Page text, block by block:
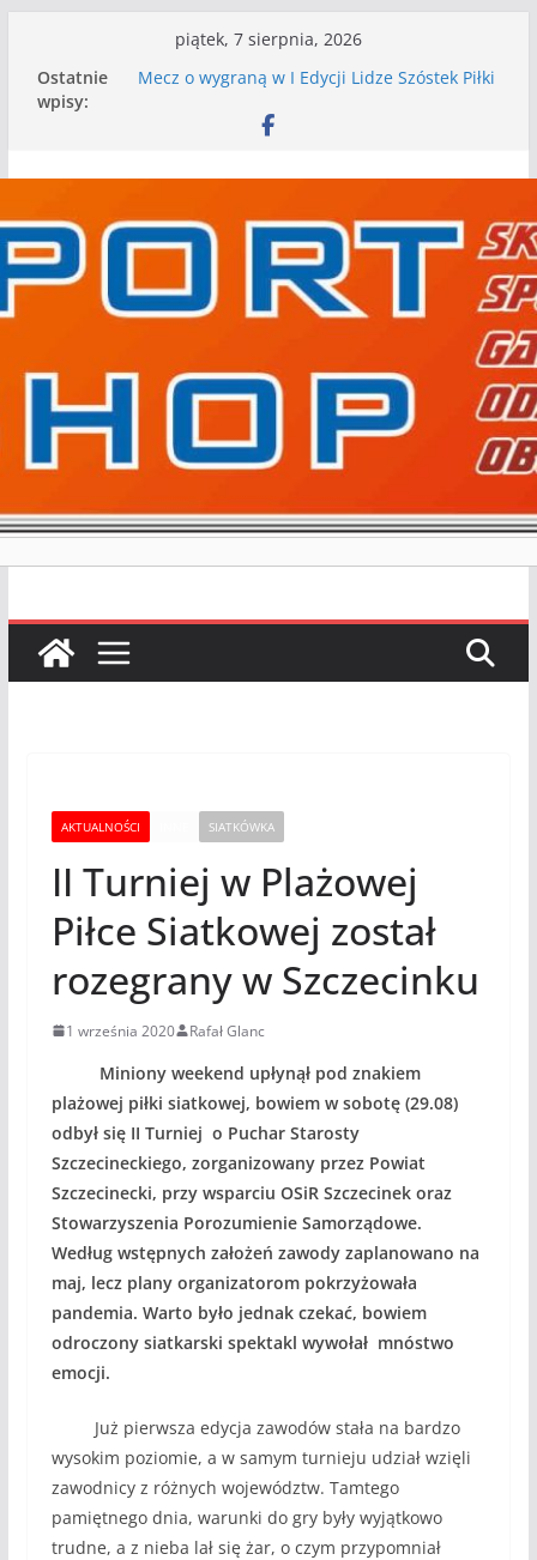
treści
piątek, 7 sierpnia, 2026
Ostatnie
wpisy:
Mecz o wygraną w I Edycji Lidze Szóstek Piłki
Nasze piłkarskie zespoły w toku przygotowań
Kolejne gry kontrolne naszych piłkarskich
WKS wygrywa pierwszą edycję Ligi Szóstek w
Gwdzie Wielkiej
I mamy kolejne gry kontrolne, piłkarskie
granie przed nami
AKTUALNOŚCI SIATKÓWKA
II Turniej w Plażowej
Piłce Siatkowej został
rozegrany w Szczecinku
1 września 2020 Rafał Glanc
Miniony weekend upłynął pod znakiem
plażowej piłki siatkowej, bowiem w sobotę (29.08)
odbył się II Turniej o Puchar Starosty
Szczecineckiego, zorganizowany przez Powiat
Szczecinecki, przy wsparciu OSiR Szczecinek oraz
Stowarzyszenia Porozumienie Samorządowe.
Według wstępnych założeń zawody zaplanowano na
maj, lecz plany organizatorom pokrzyżowała
pandemia. Warto było jednak czekać, bowiem
odroczony siatkarski spektakl wywołał mnóstwo
emocji.
Już pierwsza edycja zawodów stała na bardzo
wysokim poziomie, a w samym turnieju udział wzięli
zawodnicy z różnych województw. Tamtego
pamiętnego dnia, warunki do gry były wyjątkowo
trudne, a z nieba lał się żar, o czym przypomniał